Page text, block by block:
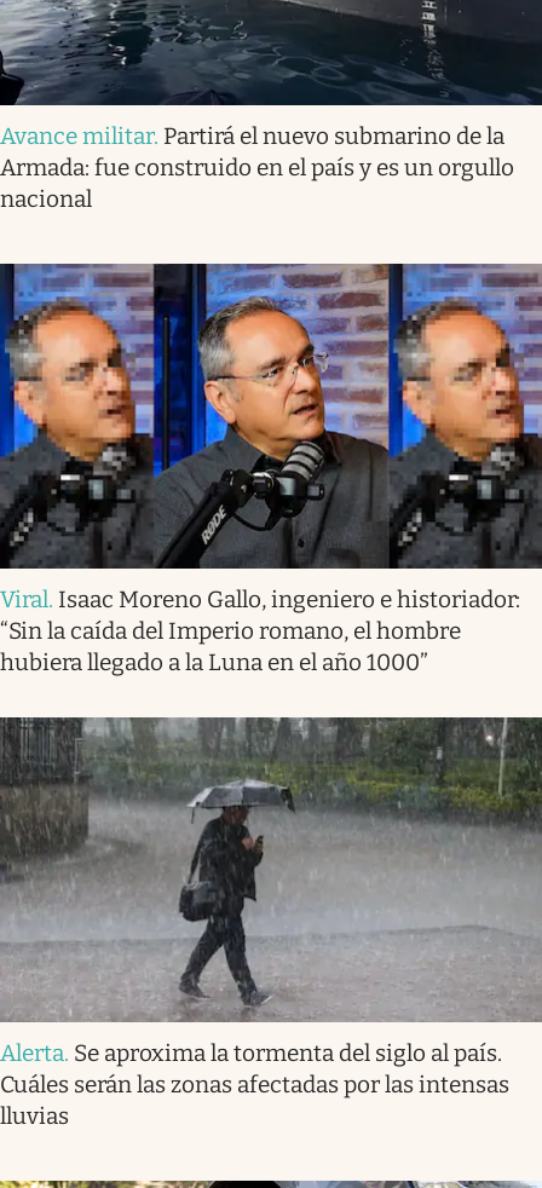
Avance militar. Partirá el nuevo submarino de la
Armada: fue construido en el país y es un orgullo
nacional
Viral. Isaac Moreno Gallo, ingeniero e historiador:
“Sin la caída del Imperio romano, el hombre
hubiera llegado a la Luna en el año 1000”
Alerta. Se aproxima la tormenta del siglo al país.
Cuáles serán las zonas afectadas por las intensas
lluvias